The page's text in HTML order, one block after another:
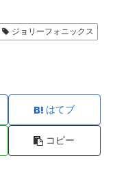
ジョリーフォニックス
はてブ
コピー